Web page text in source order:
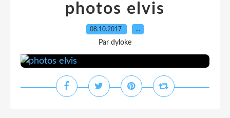
photos elvis
08.10.2017 …
Par dyloke